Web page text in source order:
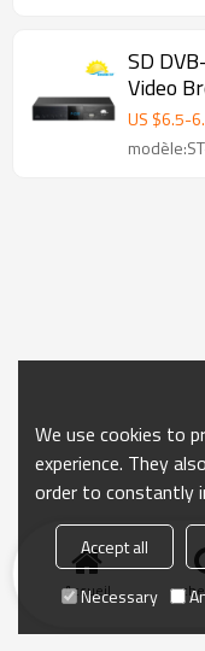
SD
Video
Box
US $6.5-
Accueil
We use cookies to
experience. They
order to constantly
Accept all
Necessary